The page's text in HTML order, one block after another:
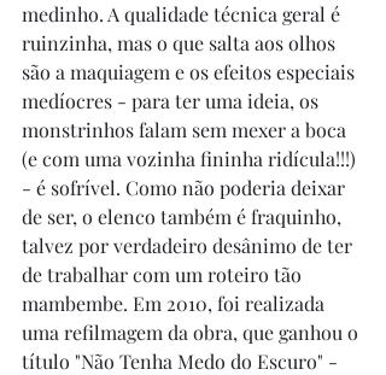
medinho. A qualidade técnica geral é
ruinzinha, mas o que salta aos olhos
são a maquiagem e os efeitos especiais
medíocres - para ter uma ideia, os
monstrinhos falam sem mexer a boca
(e com uma vozinha fininha ridícula!!!)
- é sofrível. Como não poderia deixar
de ser, o elenco também é fraquinho,
talvez por verdadeiro desânimo de ter
de trabalhar com um roteiro tão
mambembe. Em 2010, foi realizada
uma refilmagem da obra, que ganhou o
título "Não Tenha Medo do Escuro" -